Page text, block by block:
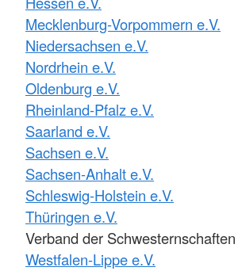
Mecklenburg-Vorpommern e.V.
Niedersachsen e.V.
Nordrhein e.V.
Oldenburg e.V.
Rheinland-Pfalz e.V.
Saarland e.V.
Sachsen e.V.
Sachsen-Anhalt e.V.
Schleswig-Holstein e.V.
Thüringen e.V.
Verband der
Westfalen-Lippe e.V.